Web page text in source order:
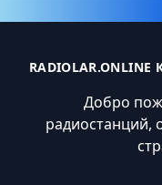
Добро
радиостанций,